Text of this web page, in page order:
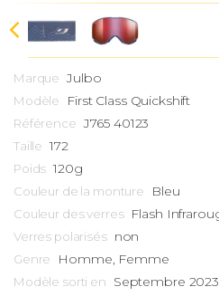
Marque Julbo
Modèle First ClassQuickshift
Référence J765 40123
Taille 172
Poids 120g
Couleur de la monture Bleu
Couleur des verres Flash
Verres polarisés non
Genre Homme, Femme
Modèle sorti en Septembre 2023